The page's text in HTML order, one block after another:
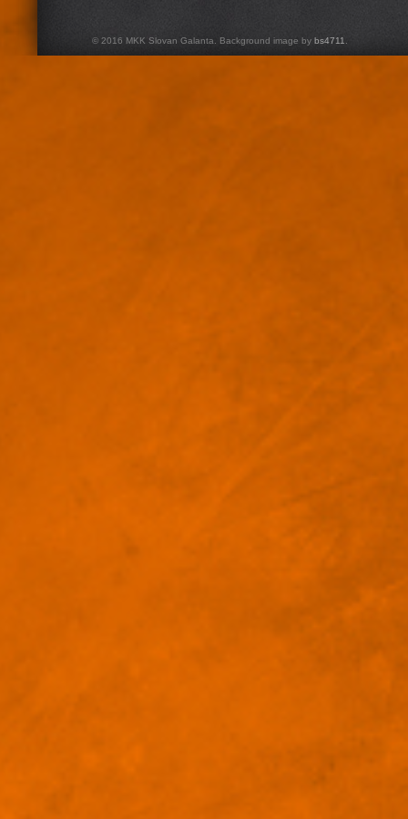
© 2016 MKK Slovan Galanta. Background image by bs4711